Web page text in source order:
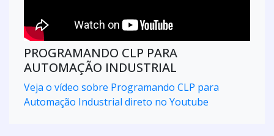
PROGRAMANDO CLP PARA
AUTOMAÇÃO INDUSTRIAL
Veja o vídeo sobre Programando CLP para
Automação Industrial direto no Youtube